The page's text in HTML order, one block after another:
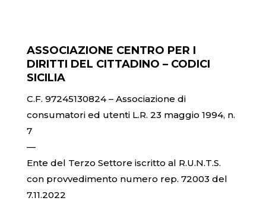
ASSOCIAZIONE CENTRO PER I
DIRITTI DEL CITTADINO – CODICI
SICILIA
C.F. 97245130824 – Associazione di
consumatori ed utenti L.R. 23 maggio 1994, n.
7
—
Ente del Terzo Settore iscritto al R.U.N.T.S.
con provvedimento numero rep. 72003 del
7.11.2022